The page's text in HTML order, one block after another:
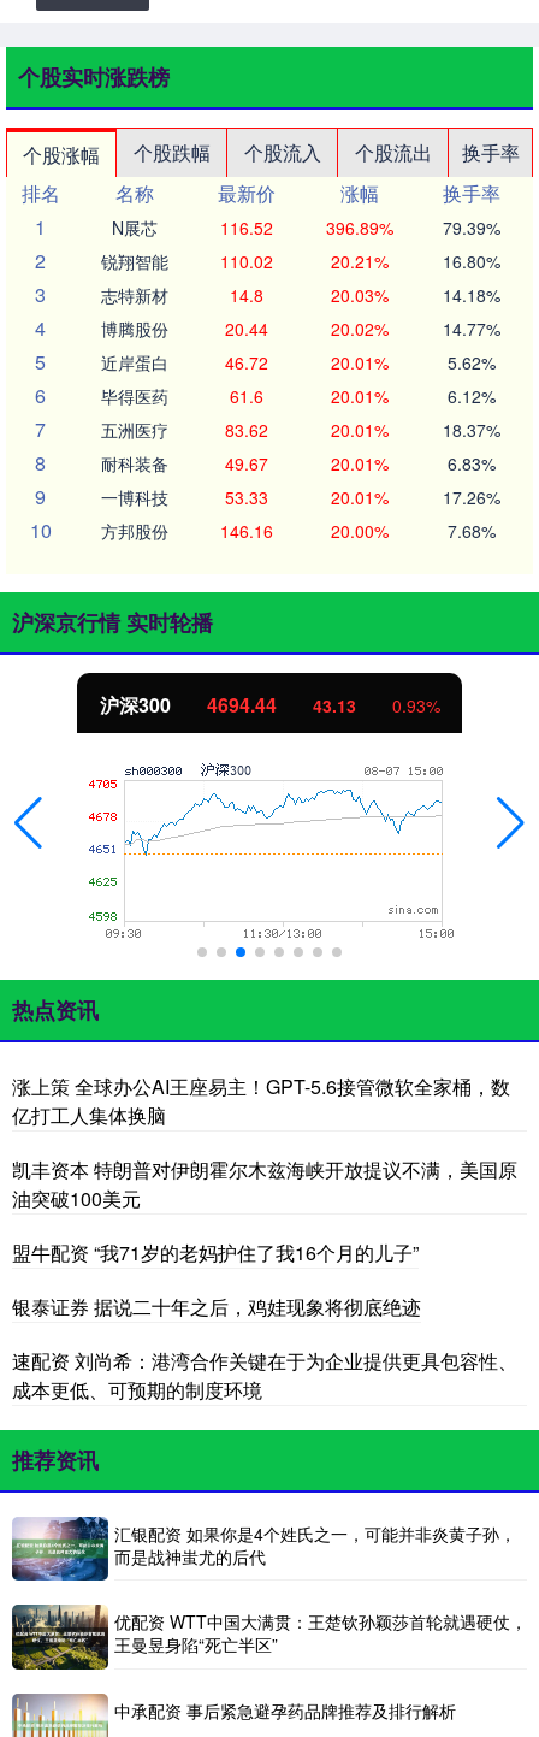
个股实时涨跌榜
个股涨幅 个股跌幅 个股流入 个股流出
换手率
排名
名称 最新价 涨幅
换手率
1
N展芯 116.52 396.89% 79.39%
2 锐翔智能 110.02 20.21% 16.80%
3 志特新材 14.8 20.03% 14.18%
4 博腾股份 20.44 20.02% 14.77%
5 近岸蛋白 46.72 20.01% 5.62%
6 毕得医药 61.6 20.01% 6.12%
7 五洲医疗 83.62 20.01% 18.37%
8 耐科装备 49.67 20.01% 6.83%
9 一博科技 53.33 20.01% 17.26%
10 方邦股份 146.16 20.00% 7.68%
沪深京行情 实时轮播
北证50 1134.24 11.37 1.01%
热点资讯
涨上策 全球办公AI王座易主！GPT-5.6接管微软全家桶，数
亿打工人集体换脑
凯丰资本 特朗普对伊朗霍尔木兹海峡开放提议不满，美国原
油突破100美元
盟牛配资 “我71岁的老妈护住了我16个月的儿子”
银泰证券 据说二十年之后，鸡娃现象将彻底绝迹
速配资 刘尚希：港湾合作关键在于为企业提供更具包容性、
成本更低、可预期的制度环境
推荐资讯
汇银配资 如果你是4个姓氏之一，可能并非炎黄子孙，
而是战神蚩尤的后代
优配资 WTT中国大满贯：王楚钦孙颖莎首轮就遇硬仗，
王曼昱身陷“死亡半区”
中承配资 事后紧急避孕药品牌推荐及排行解析